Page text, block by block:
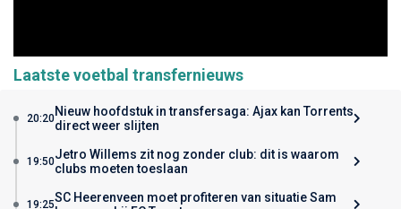
Laatste voetbal transfernieuws
20:20Nieuw hoofdstuk in transfersaga: Ajax kan Torrents
direct weer slijten
19:50Jetro Willems zit nog zonder club: dit is waarom
clubs moeten toeslaan
19:25SC Heerenveen moet profiteren van situatie Sam